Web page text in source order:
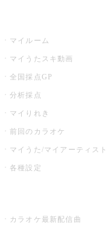
マイルーム
マイうたスキ動画
全国採点GP
分析採点
マイりれき
前回のカラオケ
マイうた/マイアーティスト
各種設定
カラオケ最新配信曲